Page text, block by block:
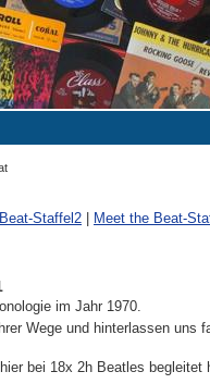
Staffel2 Meet the Beat-
im Jahr 1970.
Wege und hinterlassen
bei 18x 2h Beatles begleitet